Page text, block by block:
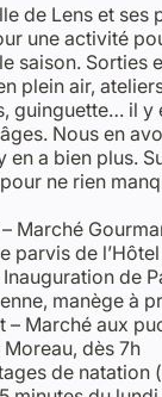
de Lens et ses
une activité
saison. Sorties
plein air,
guinguette… il y
Nous en
en a bien plus.
ne rien
Marché
parvis de
de
manège à
– Marché aux
dès 7h
de natation